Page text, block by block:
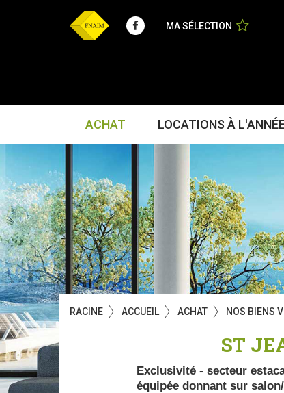
FacebookMA SÉLECTION
ACHAT LOCATIONS À
RACINE ACCUEIL ACHAT NOS BIENS
ST
Exclusivité - secteur
équipée donnant sur